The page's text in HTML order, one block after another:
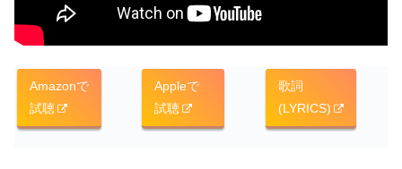
Amazonで
試聴
Appleで
試聴
歌詞
(LYRICS)